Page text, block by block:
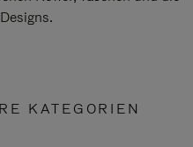
KATEGORIEN